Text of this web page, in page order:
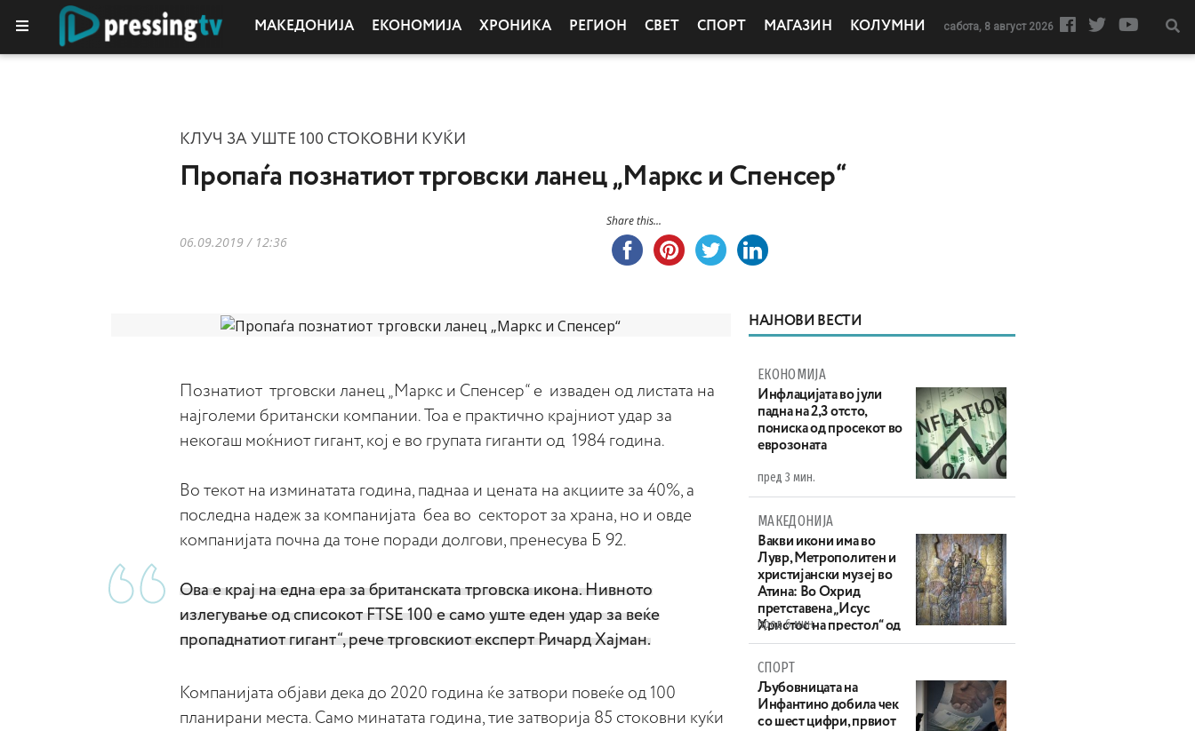
МАКЕДОНИЈА ЕКОНОМИЈА ХРОНИКА РЕГИОН СВЕТ СПОРТ МАГАЗИН КОЛУМНИ сабота, 8 август 2026
КЛУЧ ЗА УШТЕ 100 СТОКОВНИ КУЌИ
Пропаѓа познатиот трговски ланец „Маркс и Спенсер“
06.09.2019 / 12:36
Share this...
Познатиот трговски ланец „Маркс и Спенсер“ е изваден од листата на
најголеми британски компании. Тоа е практично крајниот удар за
некогаш моќниот гигант, кој е во групата гиганти од 1984 година.
Во текот на изминатата година, паднаа и цената на акциите за 40%, а
последна надеж за компанијата беа во секторот за храна, но и овде
компанијата почна да тоне поради долгови, пренесува Б 92.
Ова е крај на една ера за британската трговска икона. Нивното
излегување од списокот FTSE 100 е само уште еден удар за веќе
пропаднатиот гигант“, рече трговскиот експерт Ричард Хајман.
Компанијата објави дека до 2020 година ќе затвори повеќе од 100
планирани места. Само минатата година, тие затворија 85 стоковни куќи
НАЈНОВИ ВЕСТИ
ЕКОНОМИЈА
Инфлацијата во јули
падна на 2,3 отсто,
пониска од просекот во
еврозоната
пред 3 мин.
МАКЕДОНИЈА
Вакви икони има во
Лувр, Метрополитен и
христијански музеј во
Атина: Во Охрид
претставена „Исус
Христос на престол“ од
XIV век
пред 6 мин.
СПОРТ
Љубовницата на
Инфантино добила чек
со шест цифри, првиот